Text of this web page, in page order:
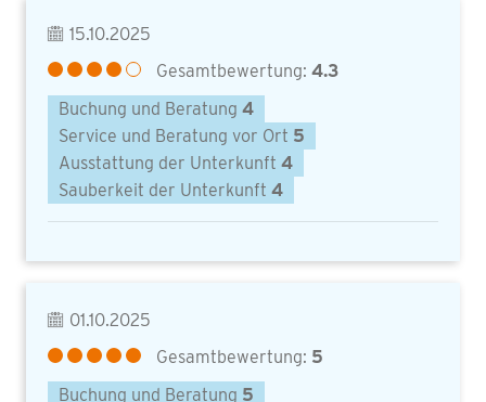
15.10.2025
Gesamtbewertung: 4.3
Buchung und Beratung 4
Service und Beratung vor Ort 5
Ausstattung der Unterkunft 4
Sauberkeit der Unterkunft 4
01.10.2025
Gesamtbewertung: 5
Buchung und Beratung 5